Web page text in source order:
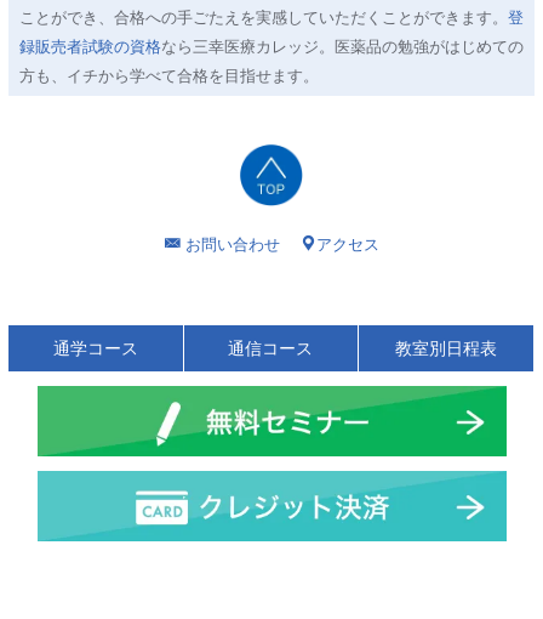
ことができ、合格への手ごたえを実感していただくことができます。 登
録販売者試験の資格なら三幸医療カレッジ。医薬品の勉強がはじめての
方も、イチから学べて合格を目指せます。
お問い合わせ アクセス
通学コース 通信コース 教室別日程表